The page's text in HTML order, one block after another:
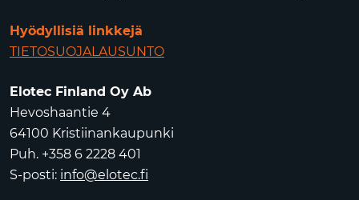
Hyödyllisiä linkkejä
TIETOSUOJALAUSUNTO
Elotec Finland Oy Ab
Hevoshaantie 4
64100 Kristiinankaupunki
Puh. +358 6 2228 401
S-posti: info@elotec.fi